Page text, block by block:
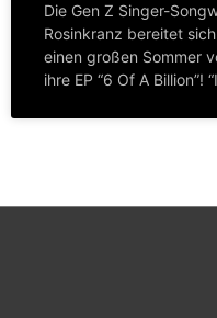
Die Gen Z Singer-
Rosinkranz bereitet
einen großen Sommer
ihre EP “6 Of A Billion”!